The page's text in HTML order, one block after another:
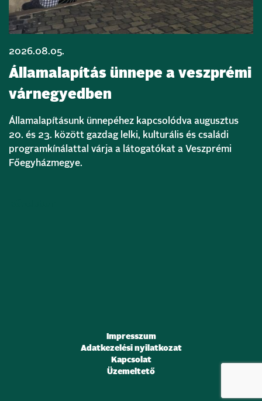
2026.08.05.
Államalapítás ünnepe a veszprémi
várnegyedben
Államalapításunk ünnepéhez kapcsolódva augusztus
20. és 23. között gazdag lelki, kulturális és családi
programkínálattal várja a látogatókat a Veszprémi
Főegyházmegye.
Impresszum
Adatkezelési nyilatkozat
Kapcsolat
Üzemeltető